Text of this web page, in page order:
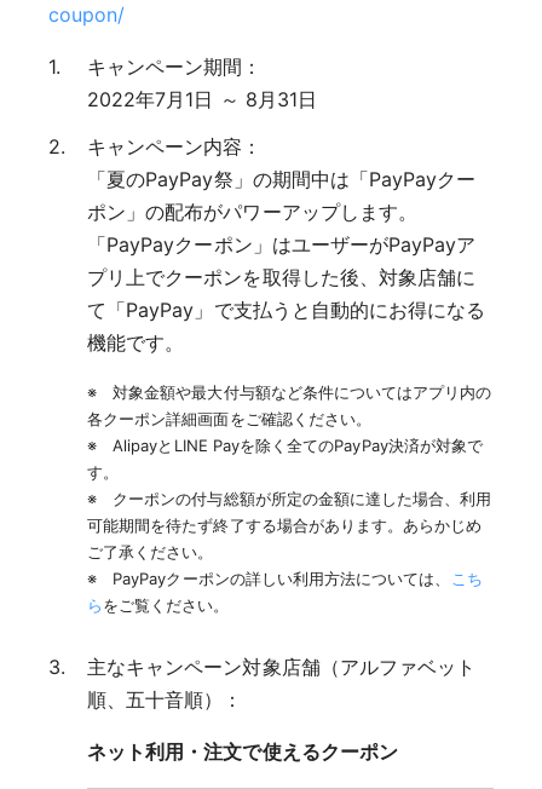
coupon/
キャンペーン期間：
2022年7月1日 ～ 8月31日
キャンペーン内容：
「夏のPayPay祭」の期間中は「PayPayクー
ポン」の配布がパワーアップします。
「PayPayクーポン」はユーザーがPayPayア
プリ上でクーポンを取得した後、対象店舗に
て「PayPay」で支払うと自動的にお得になる
機能です。
※ 対象金額や最大付与額など条件についてはアプリ内の
各クーポン詳細画面をご確認ください。
※ AlipayとLINE Payを除く全てのPayPay決済が対象で
す。
※ クーポンの付与総額が所定の金額に達した場合、利用
可能期間を待たず終了する場合があります。あらかじめ
ご了承ください。
※ PayPayクーポンの詳しい利用方法については、
こち
らをご覧ください。
主なキャンペーン対象店舗（アルファベット
順、五十音順）：
ネット利用・注文で使えるクーポン